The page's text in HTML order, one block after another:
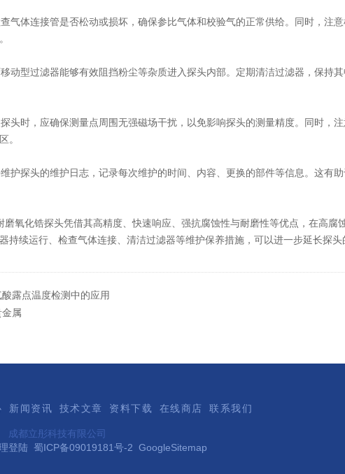
查气体连接管是否松动或损坏，确保参比气体和校验气的正常供给。同时，注
移动型过滤器能够有效阻挡粉尘等杂质进入探头内部。定期清洁过滤器，保持
探头时，应确保测量点周围无强磁场干扰，以免影响探头的测量精度。同时，
。
维护探头的维护日志，记录每次维护的时间、内容、更换的部件等信息。这有
化锆探头凭借其高精度、快速响应、强抗腐蚀性与耐磨性等优点，在高腐
持续运行、检查气体连接、清洁过滤器等维护保养措施，可以进一步延长探
露点温度检测中的应用
属
新闻资讯 技术文章 资料下载 在线商店 联系我们
成都立彤科技有限公司
登陆 蜀ICP备09019181号-2 GoogleSitemap